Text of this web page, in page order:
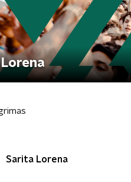
Sarita Lorena